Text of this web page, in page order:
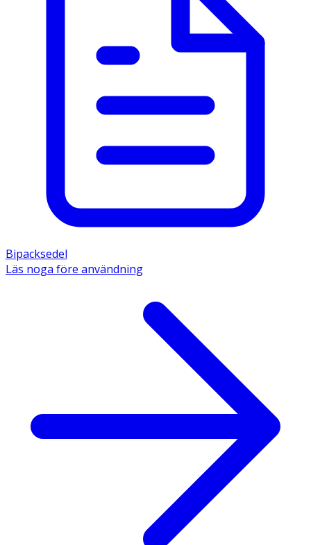
Bipacksedel
Läs noga före användning